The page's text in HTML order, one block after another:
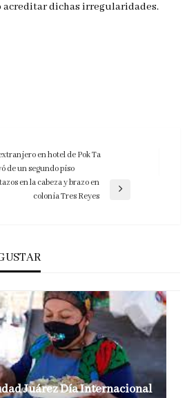
acreditar dichas irregularidades.
en hotel de Pok Ta
de un segundo piso
en la cabeza y brazo en
colonia Tres Reyes
Juárez Día Internacional